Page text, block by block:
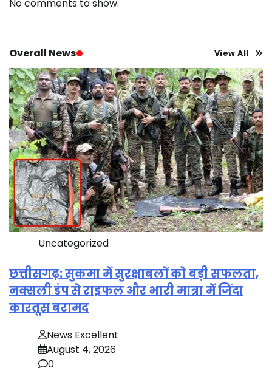
No comments to show.
Overall News View All
Uncategorized
छत्तीसगढ़: सुकमा में सुरक्षाबलों को बड़ी सफलता,
नक्सली डंप से राइफल और भारी मात्रा में जिंदा
कारतूस बरामद
News Excellent
August 4, 2026
0